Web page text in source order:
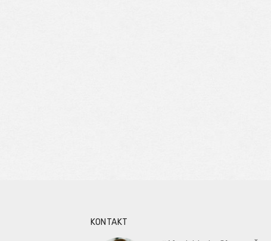
KONTAKT